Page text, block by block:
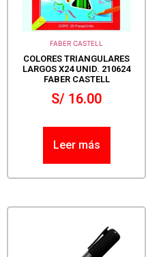
FABER CASTELL
COLORES TRIANGULARES
LARGOS X24 UNID. 210624
FABER CASTELL
S/ 16.00
Leer más